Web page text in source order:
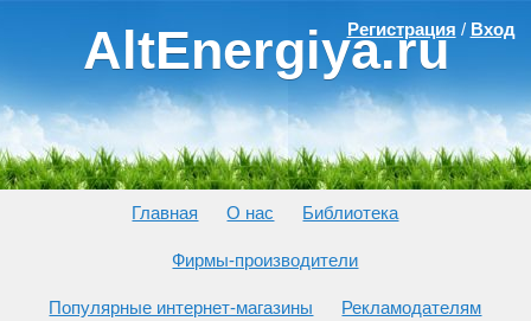
AltEnergiya.ru
Регистрация / Вход
Главная О нас Библиотека
Фирмы-производители
Популярные интернет-магазины Рекламодателям